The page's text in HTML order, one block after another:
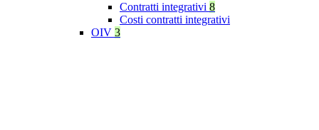
Contratti integrativi 8
Costi contratti integrativi
OIV 3